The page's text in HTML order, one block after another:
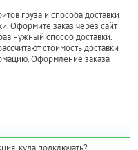
груза и способа доставки
Оформите заказ через сайт
нужный способ доставки.
стоимость доставки
Оформление заказа